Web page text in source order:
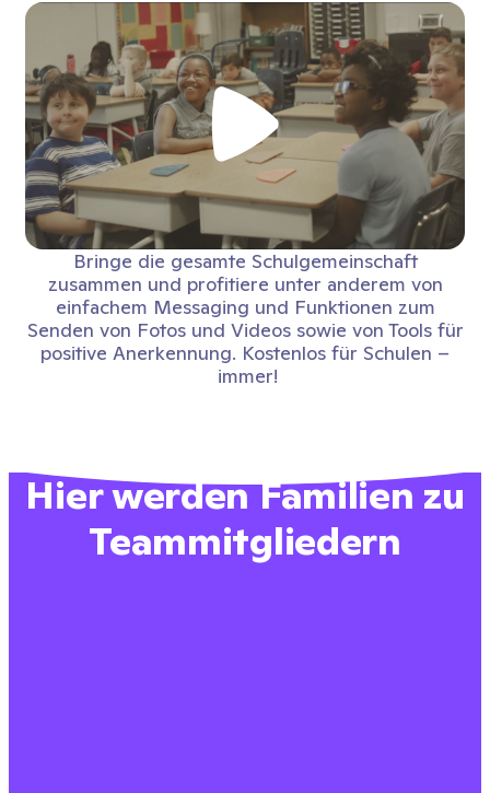
Bringe die gesamte Schulgemeinschaft
zusammen und profitiere unter anderem von
einfachem Messaging und Funktionen zum
Senden von Fotos und Videos sowie von Tools für
positive Anerkennung. Kostenlos für Schulen –
immer!
Hier werden Familien zu
Teammitgliedern